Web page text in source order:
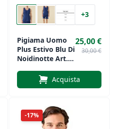
+3
Pigiama Uomo
Plus Estivo Blu Di
Noidinotte Art.
25,00 €
30,00 €
Acquista
-17%